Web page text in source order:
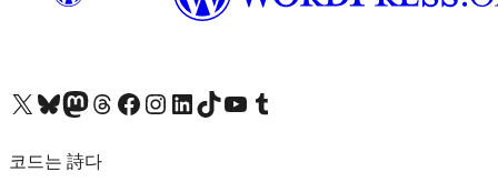
X(이전 트위터) 계정 방문하기블루스카이 계정 방문하기마스토돈 계정 방문하기스레드 계정 방문하기 페이스북 페이지 방문하기인스타그램 계정 방문하기 LinkedIn 계정 방문하기틱톡 계정 방문하기유튜브 채널 방문하기 텀블러 계정 방문하기
코드는 詩다